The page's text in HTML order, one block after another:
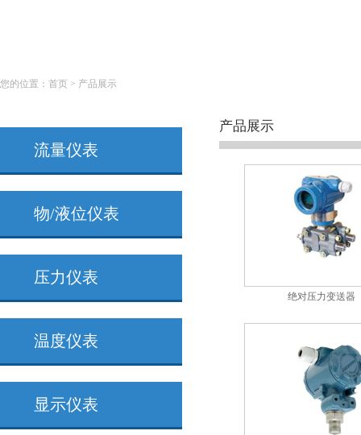
您的位置： 首页 > 产品展示
流量仪表
物/液位仪表
压力仪表
温度仪表
显示仪表
产品展示
绝对压力变送器